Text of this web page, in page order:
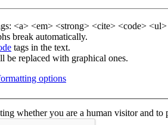
<a> <em> <strong> <cite> <code>
break automatically.
tags in the text.
be replaced with graphical ones.
options
whether you are a human visitor and to